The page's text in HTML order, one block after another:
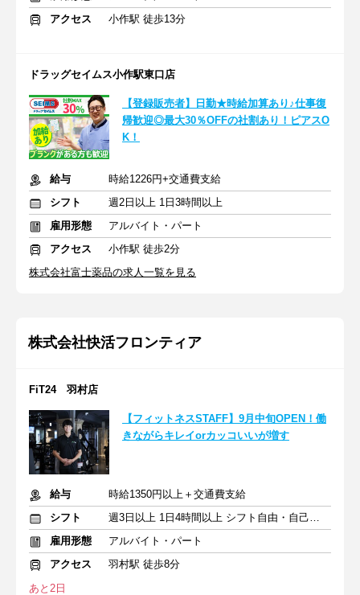
アクセス
小作駅 徒歩13分
ドラッグセイムス小作駅東口店
【登録販売者】日勤★時給加算あり♪仕事復
帰歓迎◎最大30％OFFの社割あり！ピアスO
K！
給与
時給1226円+交通費支給
シフト
週2日以上 1日3時間以上
雇用形態
アルバイト・パート
アクセス
小作駅 徒歩2分
株式会社富士薬品の求人一覧を見る
株式会社快活フロンティア
FiT24 羽村店
【フィットネスSTAFF】9月中旬OPEN！働
きながらキレイorカッコいいが増す
給与
時給1350円以上＋交通費支給
シフト
週3日以上 1日4時間以上 シフト自由・自己申告
雇用形態
アルバイト・パート
アクセス
羽村駅 徒歩8分
あと2日